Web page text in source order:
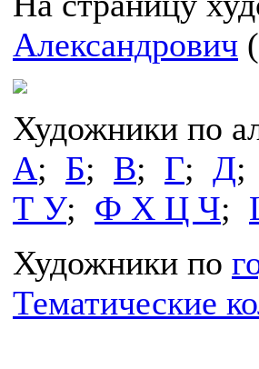
Александрович
Художники по
А; Б; В; Г; Д;
Т У; Ф Х Ц Ч;
Художники по
Тематические